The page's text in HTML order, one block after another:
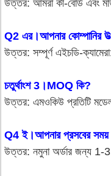
উত্তর: আমরা কী-বোর্ড এবং
Q2 এর।আপনার কোম্পানির
উত্তর: সম্পূর্ণ এইচডি-
চতুর্থাংশ 3।MOQ কি?
উত্তর: এমওকিউ প্রতিটি
Q4 ই।আপনার প্রসবের সময়
উত্তর: নমুনা অর্ডার জন্য 1-3